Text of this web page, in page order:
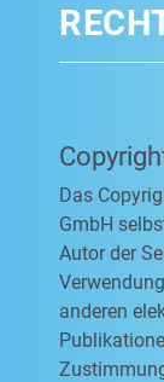
Das
GmbH
Autor der
anderen